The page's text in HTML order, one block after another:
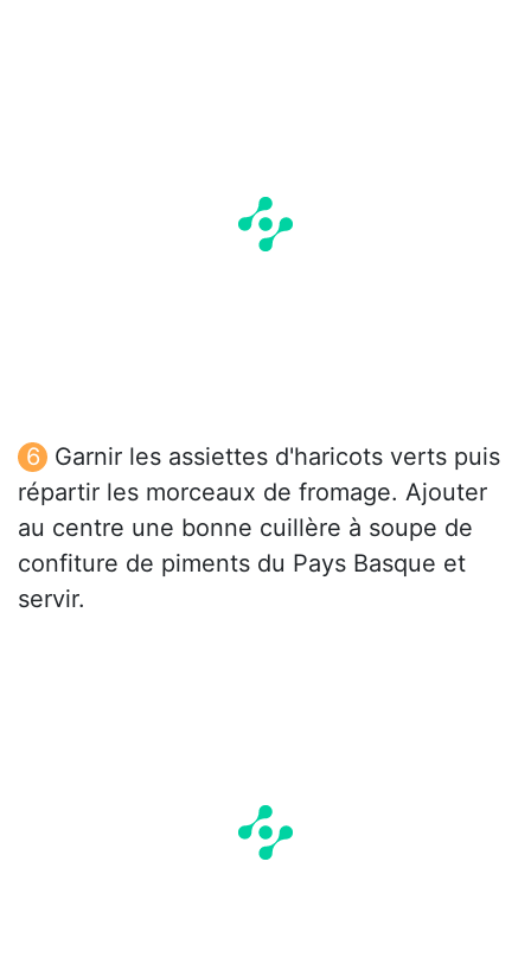
Garnir les assiettes d'haricots verts puis
répartir les morceaux de fromage. Ajouter
au centre une bonne cuillère à soupe de
confiture de piments du Pays Basque et
servir.